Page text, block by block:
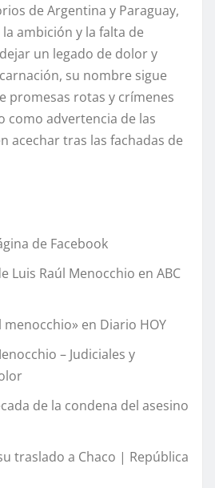
de Argentina y Paraguay,
ambición y la falta de
un legado de dolor y
su nombre sigue
promesas rotas y crímenes
como advertencia de las
acechar tras las fachadas de
de Facebook
Luis Raúl Menocchio en ABC
en Diario HOY
– Judiciales y
de la condena del asesino
traslado a Chaco | República